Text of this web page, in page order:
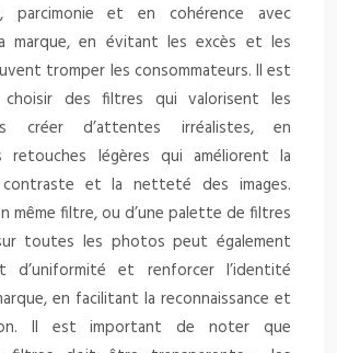
parcimonie et en cohérence avec
marque, en évitant les excès et les
tromper les consommateurs. Il est
des filtres qui valorisent les
créer d’attentes irréalistes, en
retouches légères qui améliorent la
et la netteté des images.
même filtre, ou d’une palette de filtres
toutes les photos peut également
d’uniformité et renforcer l’identité
en facilitant la reconnaissance et
Il est important de noter que